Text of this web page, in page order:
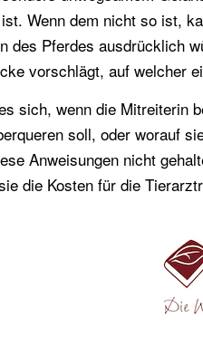
Wenn dem nicht so ist,
des Pferdes ausdrücklich
vorschlägt, auf welcher
sich, wenn die Mitreiterin
soll, oder worauf
Anweisungen nicht
die Kosten für die